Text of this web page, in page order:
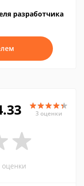
разработчика
3 оценки